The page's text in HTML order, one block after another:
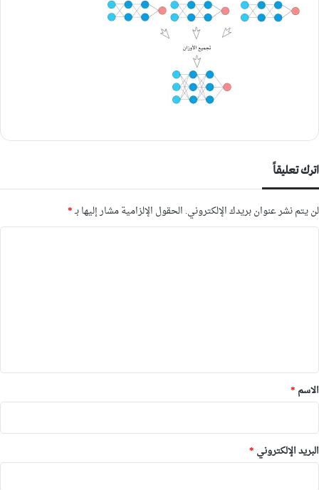
اترك تعليقاً
لن يتم نشر عنوان بريدك الإلكتروني. الحقول الإلزامية مشار إليها بـ*
*
الاسم *
البريد الإلكتروني *